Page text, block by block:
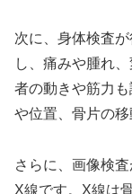
次に、身体検査
し、痛みや腫れ
者の動きや筋力
や位置、骨片の移
さらに、画像検
X線です。X線は